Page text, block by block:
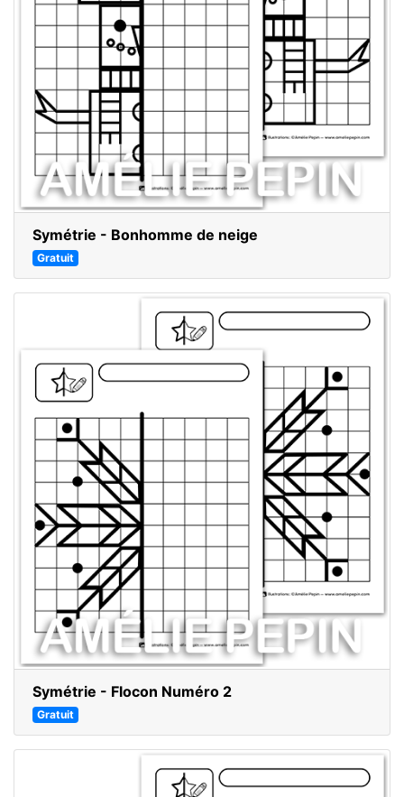
Symétrie - Bonhomme de neige
Gratuit
Symétrie - Flocon Numéro 2
Gratuit